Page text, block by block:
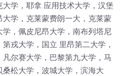
学，耶拿 应用技术大学，汉堡
学，克莱蒙费朗一大，克莱蒙
，佩皮尼昂大学，南布列塔尼
戎大学，国立 里昂第二大学，
尔赛大学，巴黎第九大学，马
松大学，波城大学，滨海大